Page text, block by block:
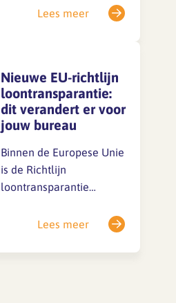
2026. Achter de
geen akkoord bereikt.
Vanwege de
vertrouwelijkheid kunnen
we nu geen details delen,
maar we houden je op de
hoogte. 📌 Belangrijke…
Lees meer
Nieuwe EU-richtlijn
loontransparantie:
dit verandert er voor
jouw bureau
Binnen de Europese Unie
is de Richtlijn
loontransparantie
Het doel van deze
inzicht te geven in
Lees meer